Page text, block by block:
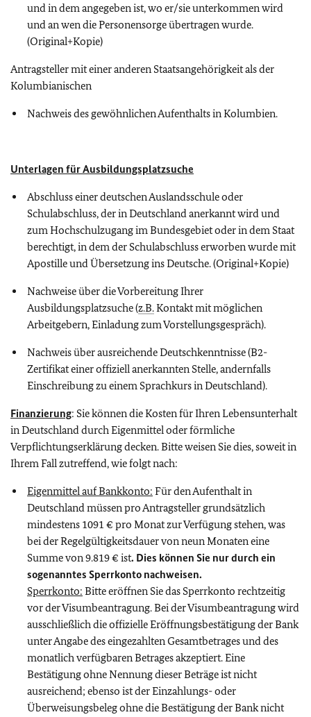
und in dem angegeben ist, wo er/sie unterkommen wird
und an wen die Personensorge übertragen wurde.
(Original+Kopie)
Antragsteller mit einer anderen Staatsangehörigkeit als der
Kolumbianischen
Nachweis des gewöhnlichen Aufenthalts in Kolumbien.
Unterlagen für Ausbildungsplatzsuche
Abschluss einer deutschen Auslandsschule oder
Schulabschluss, der in Deutschland anerkannt wird und
zum Hochschulzugang im Bundesgebiet oder in dem Staat
berechtigt, in dem der Schulabschluss erworben wurde mit
Apostille und Übersetzung ins Deutsche. (Original+Kopie)
Nachweise über die Vorbereitung Ihrer
Ausbildungsplatzsuche (z.B.Kontakt mit möglichen
Arbeitgebern, Einladung zum Vorstellungsgespräch).
Nachweis über ausreichende Deutschkenntnisse (B2-
Zertifikat einer offiziell anerkannten Stelle, andernfalls
Einschreibung zu einem Sprachkurs in Deutschland).
Finanzierung: Sie können die Kosten für Ihren Lebensunterhalt
in Deutschland durch Eigenmittel oder förmliche
Verpflichtungserklärung decken. Bitte weisen Sie dies, soweit in
Ihrem Fall zutreffend, wie folgt nach:
Eigenmittel auf Bankkonto: Für den Aufenthalt in
Deutschland müssen pro Antragsteller grundsätzlich
mindestens 1091 € pro Monat zur Verfügung stehen, was
bei der Regelgültigkeitsdauer von neun Monaten eine
Summe von 9.819 € ist. Dies können Sie nur durch ein
sogenanntes Sperrkonto nachweisen.
Sperrkonto: Bitte eröffnen Sie das Sperrkonto rechtzeitig
vor der Visumbeantragung. Bei der Visumbeantragung wird
ausschließlich die offizielle Eröffnungsbestätigung der Bank
unter Angabe des eingezahlten Gesamtbetrages und des
monatlich verfügbaren Betrages akzeptiert. Eine
Bestätigung ohne Nennung dieser Beträge ist nicht
ausreichend; ebenso ist der Einzahlungs- oder
Überweisungsbeleg ohne die Bestätigung der Bank nicht